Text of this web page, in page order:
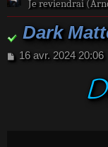
Je reviendrai
Dark
M16 avr. 2024 20:06